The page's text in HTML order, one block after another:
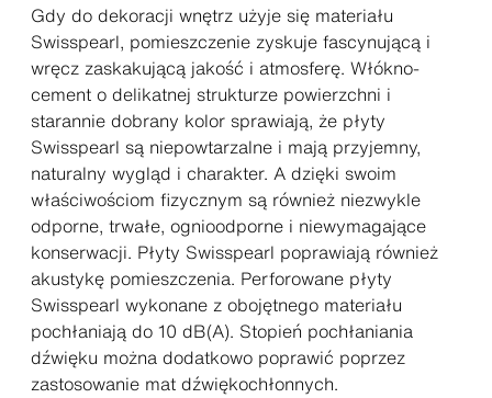
Gdy do dekoracji wnętrz użyje się materiału
Swisspearl, pomieszczenie zyskuje fascynującą i
wręcz zaskakującą jakość i atmosferę. Włókno-
cement o delikatnej strukturze powierzchni i
starannie dobrany kolor sprawiają, że płyty
Swisspearl są niepowtarzalne i mają przyjemny,
naturalny wygląd i charakter. A dzięki swoim
właściwościom fizycznym są również niezwykle
odporne, trwałe, ognioodporne i niewymagające
konserwacji. Płyty Swisspearl poprawiają również
akustykę pomieszczenia. Perforowane płyty
Swisspearl wykonane z obojętnego materiału
pochłaniają do 10 dB(A). Stopień pochłaniania
dźwięku można dodatkowo poprawić poprzez
zastosowanie mat dźwiękochłonnych.